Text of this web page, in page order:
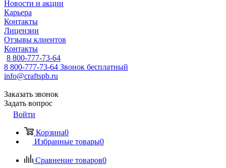
Новости и акции
Карьера
Контакты
Лицензии
Отзывы клиентов
Контакты
8 800-777-73-64
8 800-777-73-64 Звонок бесплатный
info@craftspb.ru
Заказать звонок
Задать вопрос
Войти
Корзина0
Избранные товары0
Сравнение товаров0